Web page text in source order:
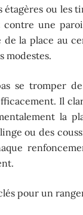
étagères ou les
contre une
de la place au
modestes.
se tromper
Il
la
ou des
pour un